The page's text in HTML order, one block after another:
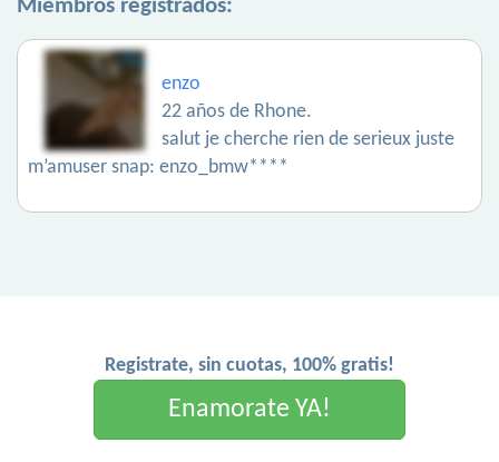
Miembros registrados:
enzo
22 años de Rhone.
salut je cherche rien de serieux juste
m’amuser snap: enzo_bmw****
Registrate, sin cuotas, 100% gratis!
Enamorate YA!